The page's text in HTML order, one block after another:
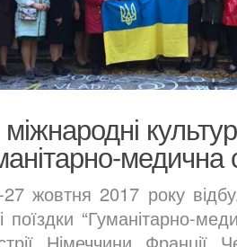
медична
жовтня 2017 року
поїздки “Гуманітарно-